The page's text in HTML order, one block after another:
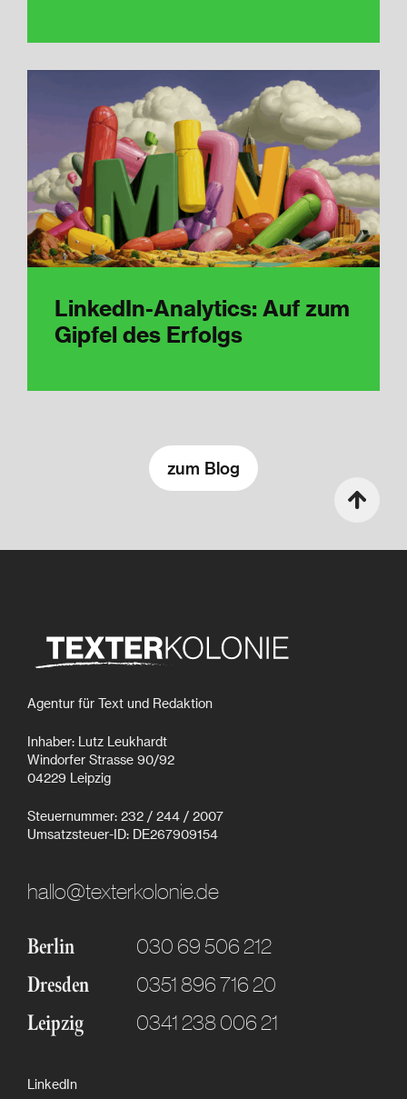
LinkedIn-Analytics: Auf zum
Gipfel des Erfolgs
zum Blog
Agentur für Text und Redaktion
Inhaber: Lutz Leukhardt
Windorfer Strasse 90/92
04229 Leipzig
Steuernummer: 232 / 244 / 2007
Umsatzsteuer-ID: DE267909154
hallo@texterkolonie.de
Berlin 030 69 506 212
Dresden 0351 896 716 20
Leipzig 0341 238 006 21
LinkedIn